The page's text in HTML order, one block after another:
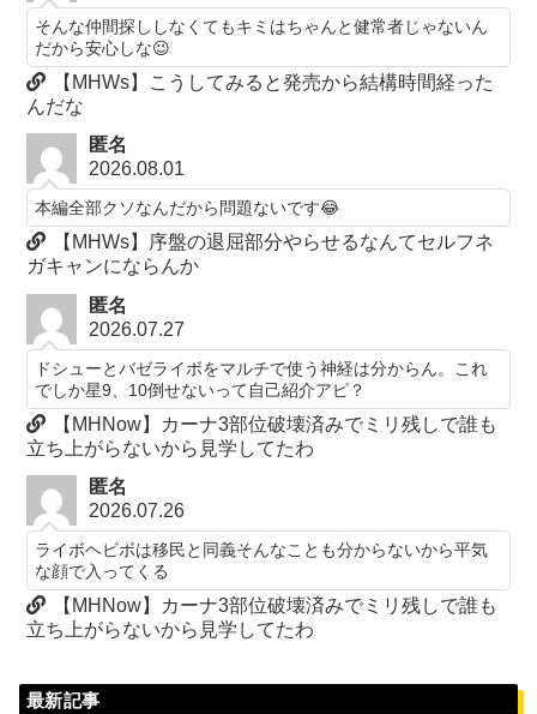
そんな仲間探ししなくてもキミはちゃんと健常者じゃないん
だから安心しな😉
【MHWs】こうしてみると発売から結構時間経った
んだな
匿名
2026.08.01
本編全部クソなんだから問題ないです😂
【MHWs】序盤の退屈部分やらせるなんてセルフネ
ガキャンにならんか
匿名
2026.07.27
ドシューとバゼライボをマルチで使う神経は分からん。これ
でしか星9、10倒せないって自己紹介アピ？
【MHNow】カーナ3部位破壊済みでミリ残しで誰も
立ち上がらないから見学してたわ
匿名
2026.07.26
ライボヘビボは移民と同義そんなことも分からないから平気
な顔で入ってくる
【MHNow】カーナ3部位破壊済みでミリ残しで誰も
立ち上がらないから見学してたわ
最新記事